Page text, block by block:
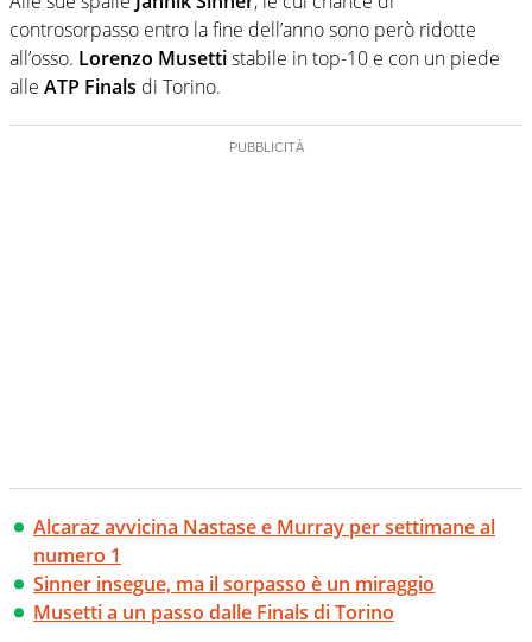
controsorpasso entro la fine dell’anno sono però ridotte
all’osso. Lorenzo Musettistabile in top-10 e con un piede
alle ATP Finals di Torino.
Alcaraz avvicina Nastase e Murray per settimane al
numero 1
Sinner insegue, ma il sorpasso è un miraggio
Musetti a un passo dalle Finals di Torino